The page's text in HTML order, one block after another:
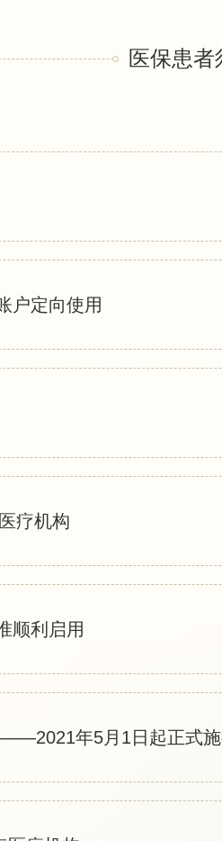
医保患者
户定向使用
疗机构
顺利启用
——2021年5月1日起正式